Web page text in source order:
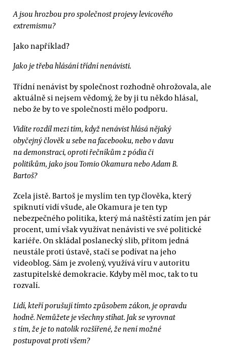
A jsou hrozbou pro společnost projevy levicového
extremismu?
Jako například?
Jako je třeba hlásání třídní nenávisti.
Třídní nenávist by společnost rozhodně ohrožovala, ale
aktuálně si nejsem vědomý, že by ji tu někdo hlásal,
nebo že by to ve společnosti mělo podporu.
Vidíte rozdíl mezi tím, když nenávist hlásá nějaký
obyčejný člověk u sebe na facebooku, nebo v davu
na demonstraci, oproti řečníkům z pódia či
politikům, jako jsou Tomio Okamura nebo Adam B.
Bartoš?
Zcela jistě. Bartoš je myslím ten typ člověka, který
spiknutí vidí všude, ale Okamura je ten typ
nebezpečného politika, který má naštěstí zatím jen pár
procent, umí však využívat nenávisti ve své politické
kariéře. On skládal poslanecký slib, přitom jedná
neustále proti ústavě, stačí se podívat na jeho
videoblog. Sám je zvolený, využívá víru v autoritu
zastupitelské demokracie. Kdyby měl moc, tak to tu
rozvalí.
Lidí, kteří porušují tímto způsobem zákon, je opravdu
hodně. Nemůžete je všechny stíhat. Jak se vyrovnat
s tím, že je to natolik rozšířené, že není možné
postupovat proti všem?